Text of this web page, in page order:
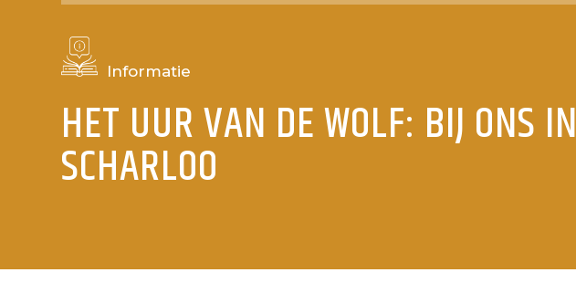
Informatie
HET UUR VAN DE WOLF: BIJ ONS IN
SCHARLOO